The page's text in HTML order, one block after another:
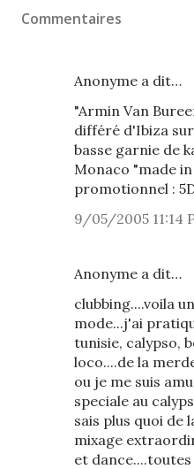
Commentaires
Anonyme a dit…
"Armin Van
différé d'Ibiza
basse garnie de
Monaco "made
promotionnel :
9/05/2005 11:14
Anonyme a dit…
clubbing....voila
mode...j'ai
tunisie, calypso,
loco....de la
ou je me suis
speciale au
sais plus quoi de
mixage
et